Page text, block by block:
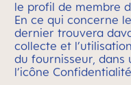
le profil de membre
En ce qui concerne
dernier trouvera
collecte et
du fournisseur,
l’icône